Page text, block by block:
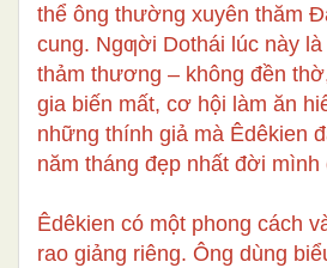
thể ông thường xuyên thăm
cung. Ngƣời Dothái lúc này
thảm thương – không đền
gia biến mất, cơ hội làm ăn
những thính giả mà Êdêkien
năm tháng đẹp nhất đời mình
Êdêkien có một phong cách
rao giảng riêng. Ông dùng